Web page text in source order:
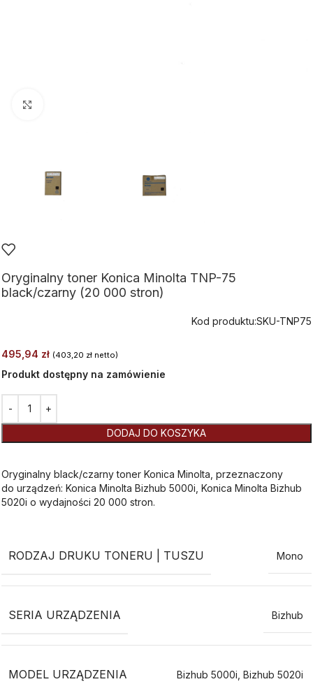
Oryginalny toner Konica Minolta TNP-75
black/czarny (20 000 stron)
Kod produktu:SKU-TNP75
495,94 zł (403,20 zł netto)
Produkt dostępny na zamówienie
DODAJ DO KOSZYKA
Oryginalny black/czarny toner Konica Minolta, przeznaczony
do urządzeń: Konica Minolta Bizhub 5000i, Konica Minolta Bizhub
5020i o wydajności 20 000 stron.
RODZAJ DRUKU TONERU | TUSZU Mono
SERIA URZĄDZENIA Bizhub
MODEL URZĄDZENIA Bizhub 5000i Bizhub 5020i